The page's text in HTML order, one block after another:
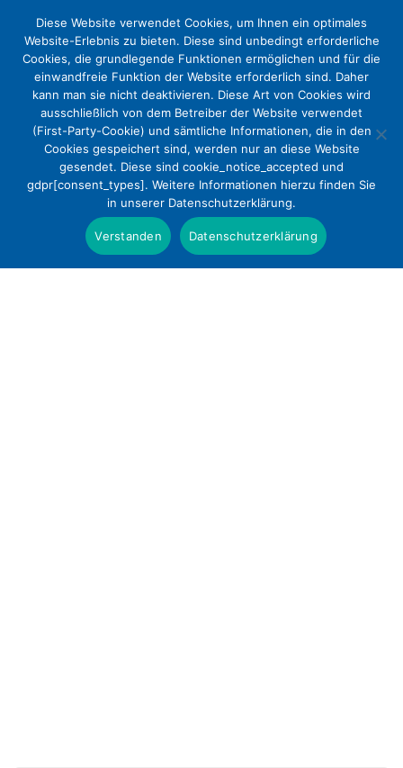
Hebammenreformgesetz sichert
enge Verzahnung von Wissenschaft
und Praxis
Presse
Diese Website verwendet Cookies, um Ihnen ein optimales
Website-Erlebnis zu bieten. Diese sind unbedingt erforderliche
Cookies, die grundlegende Funktionen ermöglichen und für die
einwandfreie Funktion der Website erforderlich sind. Daher
kann man sie nicht deaktivieren. Diese Art von Cookies wird
ausschließlich von dem Betreiber der Website verwendet
(First-Party-Cookie) und sämtliche Informationen, die in den
Cookies gespeichert sind, werden nur an diese Website
gesendet. Diese sind cookie_notice_accepted und
gdpr[consent_types]. Weitere Informationen hierzu finden Sie
in unserer Datenschutzerklärung.
Verstanden Datenschutzerklärung